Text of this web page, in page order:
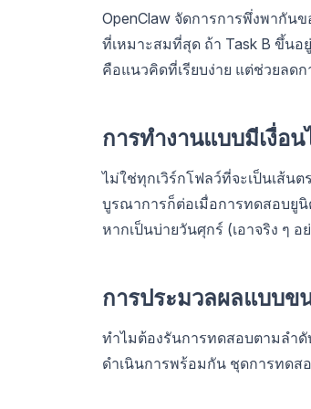
OpenClaw จัดการการพึ่งพากั
ที่เหมาะสมที่สุด ถ้า Task B ขึ้นอ
คือแนวคิดที่เรียบง่าย แต่ช่วยลด
การทำงานแบบมีเงื่อน
ไม่ใช่ทุกเวิร์กโฟลว์ที่จะเป็นเส้น
บูรณาการก็ต่อเมื่อการทดสอบยู
หากเป็นบ่ายวันศุกร์ (เอาจริง ๆ อ
การประมวลผลแบบข
ทำไมต้องรันการทดสอบตามลำ
ดำเนินการพร้อมกัน ชุดการทดส